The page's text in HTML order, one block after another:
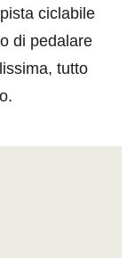
ciclabile
di pedalare
tutto